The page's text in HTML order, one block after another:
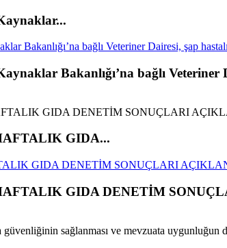
Bakanlığı’na bağlı Veteriner Dairesi, şap
Bakanlığı’na bağlı Veteriner
GIDA...
GIDA DENETİM SONUÇLARI
GIDA DENETİM